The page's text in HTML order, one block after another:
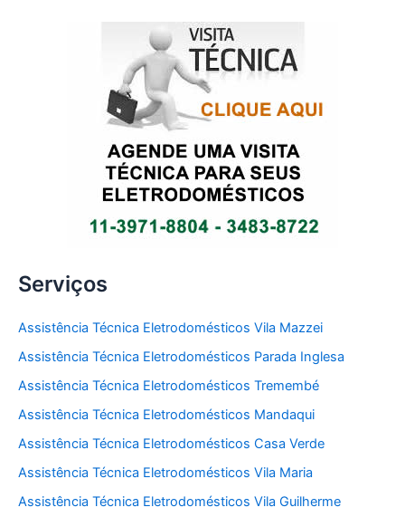
Serviços
Assistência Técnica Eletrodomésticos Vila Mazzei
Assistência Técnica Eletrodomésticos Parada Inglesa
Assistência Técnica Eletrodomésticos Tremembé
Assistência Técnica Eletrodomésticos Mandaqui
Assistência Técnica Eletrodomésticos Casa Verde
Assistência Técnica Eletrodomésticos Vila Maria
Assistência Técnica Eletrodomésticos Vila Guilherme